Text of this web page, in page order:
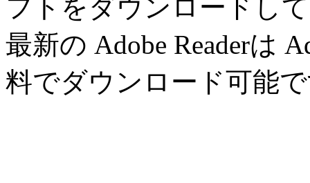
フトをダウンロードし
最新の Adobe Readerは
料でダウンロード可能